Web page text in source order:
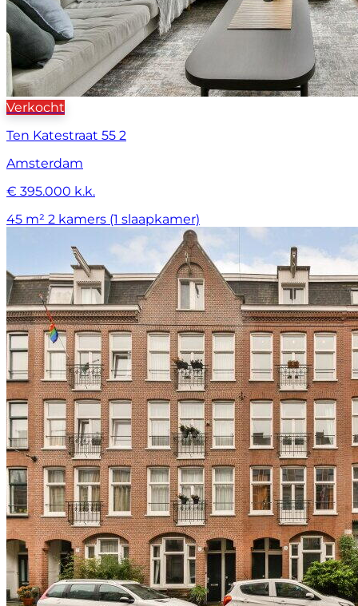
Verkocht
Ten Katestraat 55 2
Amsterdam
€ 395.000 k.k.
45 m² 2 kamers (1 slaapkamer)